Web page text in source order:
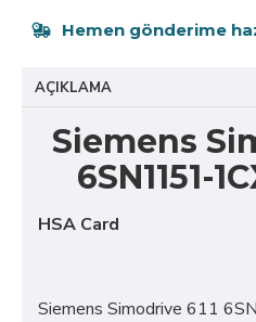
Hemen gönderime
AÇIKLAMA
Siemens
6SN1151-
HSA Card
Siemens Simodrive 611